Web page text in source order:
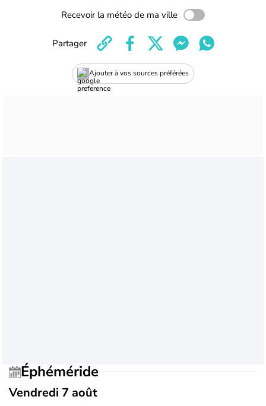
Recevoir la météo de ma ville
Ajouter à vos sources préférées
Partager
Éphéméride
Vendredi 7 août